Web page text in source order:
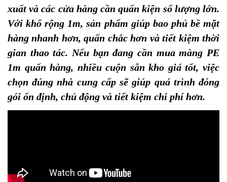
xuất và các cửa hàng cần quấn kiện số lượng lớn.
Với khổ rộng 1m, sản phẩm giúp bao phủ bề mặt
hàng nhanh hơn, quấn chắc hơn và tiết kiệm thời
gian thao tác. Nếu bạn đang cần mua màng PE
1m quấn hàng, nhiều cuộn sẵn kho giá tốt, việc
chọn đúng nhà cung cấp sẽ giúp quá trình đóng
gói ổn định, chủ động và tiết kiệm chi phí hơn.